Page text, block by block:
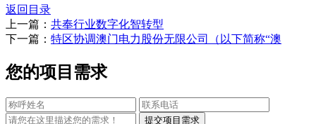
返回目录
上一篇： 共奉行业数字化智转型
下一篇： 特区协调澳门电力股份无限公司（以下简称“澳
您的项目需求